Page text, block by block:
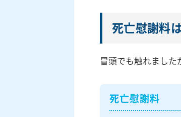
死亡慰謝料
冒頭でも触れました
死亡慰謝料